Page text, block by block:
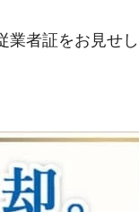
業者証をお見せし